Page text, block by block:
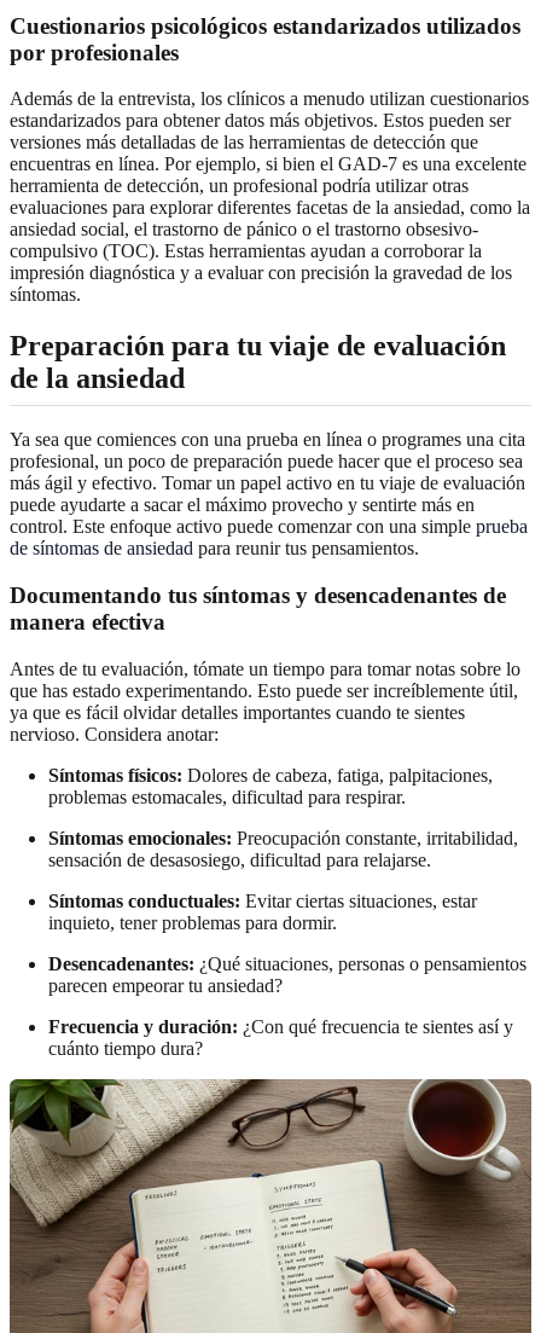
Cuestionarios psicológicos estandarizados utilizados
por profesionales
Además de la entrevista, los clínicos a menudo utilizan cuestionarios
estandarizados para obtener datos más objetivos. Estos pueden ser
versiones más detalladas de las herramientas de detección que
encuentras en línea. Por ejemplo, si bien el GAD-7 es una excelente
herramienta de detección, un profesional podría utilizar otras
evaluaciones para explorar diferentes facetas de la ansiedad, como la
ansiedad social, el trastorno de pánico o el trastorno obsesivo-
compulsivo (TOC). Estas herramientas ayudan a corroborar la
impresión diagnóstica y a evaluar con precisión la gravedad de los
síntomas.
Preparación para tu viaje de evaluación
de la ansiedad
Ya sea que comiences con una prueba en línea o programes una cita
profesional, un poco de preparación puede hacer que el proceso sea
más ágil y efectivo. Tomar un papel activo en tu viaje de evaluación
puede ayudarte a sacar el máximo provecho y sentirte más en
control. Este enfoque activo puede comenzar con una simple prueba
de síntomas de ansiedad para reunir tus pensamientos.
Documentando tus síntomas y desencadenantes de
manera efectiva
Antes de tu evaluación, tómate un tiempo para tomar notas sobre lo
que has estado experimentando. Esto puede ser increíblemente útil,
ya que es fácil olvidar detalles importantes cuando te sientes
nervioso. Considera anotar:
Síntomas físicos: Dolores de cabeza, fatiga, palpitaciones,
problemas estomacales, dificultad para respirar.
Síntomas emocionales: Preocupación constante, irritabilidad,
sensación de desasosiego, dificultad para relajarse.
Síntomas conductuales: Evitar ciertas situaciones, estar
inquieto, tener problemas para dormir.
Desencadenantes: ¿Qué situaciones, personas o pensamientos
parecen empeorar tu ansiedad?
Frecuencia y duración: ¿Con qué frecuencia te sientes así y
cuánto tiempo dura?